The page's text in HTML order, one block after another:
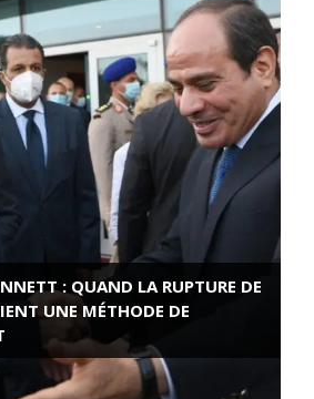
: QUAND LA RUPTURE DE
UNE MÉTHODE DE